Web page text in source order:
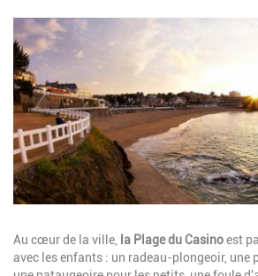
Image
Description
Au cœur de la ville, la Plage du Casinoest
avec les enfants : un radeau-plongeoir, une